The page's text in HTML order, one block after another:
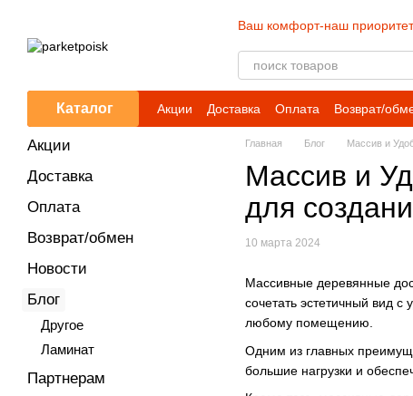
Ваш комфорт-наш
Каталог Акции Доставка Оплата Возврат/
Главная Блог Массив и
Массив и
для
10 марта 2024
Массивные деревянные
сочетать эстетичный вид
любому помещению.
Одним из главных
большие нагрузки и
Акции
Доставка
Оплата
Возврат/обмен
Новости
Блог
Другое
Ламинат
Партнерам